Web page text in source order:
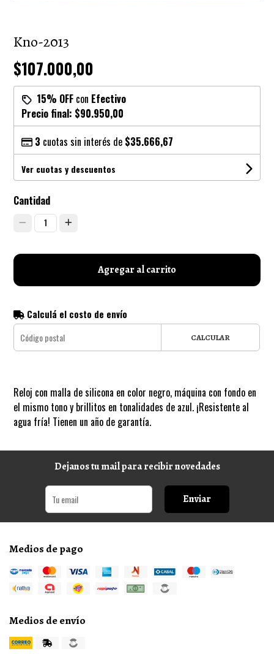
Kno-2013
$107.000,00
15% OFF con Efectivo
Precio final: $90.950,00
3 cuotas sin interés de $35.666,67
Ver cuotas y descuentos
Cantidad
1
Agregar al carrito
Calculá el costo de envío
CALCULAR
Reloj con malla de silicona en color negro, máquina con fondo en
el mismo tono y brillitos en tonalidades de azul. ¡Resistente al
agua fría! Tienen un año de garantía.
Dejanos tu mail para recibir novedades
Enviar
Medios de pago
Medios de envío